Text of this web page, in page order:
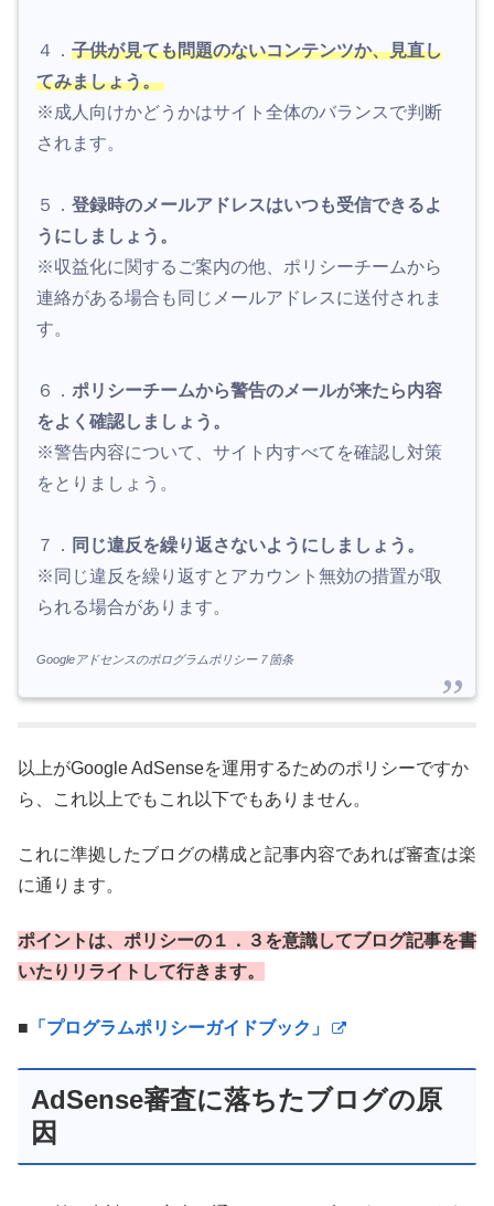
４． 子供が見ても問題のないコンテンツか、見直し
てみましょう。
※成人向けかどうかはサイト全体のバランスで判断
されます。
５． 登録時のメールアドレスはいつも受信できるよ
うにしましょう。
※収益化に関するご案内の他、ポリシーチームから
連絡がある場合も同じメールアドレスに送付されま
す。
６． ポリシーチームから警告のメールが来たら内容
をよく確認しましょう。
※警告内容について、サイト内すべてを確認し対策
をとりましょう。
７． 同じ違反を繰り返さないようにしましょう。
※同じ違反を繰り返すとアカウント無効の措置が取
られる場合があります。
Googleアドセンスのポログラムポリシー７箇条
以上がGoogle AdSenseを運用するためのポリシーですか
ら、これ以上でもこれ以下でもありません。
これに準拠したブログの構成と記事内容であれば審査は楽
に通ります。
ポイントは、ポリシーの１．３を意識してブログ記事を書
いたりリライトして行きます。
■ 「プログラムポリシーガイドブック」
AdSense審査に落ちたブログの原
因